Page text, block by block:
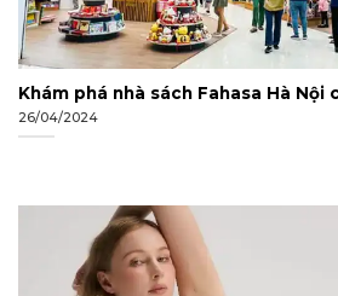
Khám phá nhà sách Fahasa Hà Nội
26/04/2024